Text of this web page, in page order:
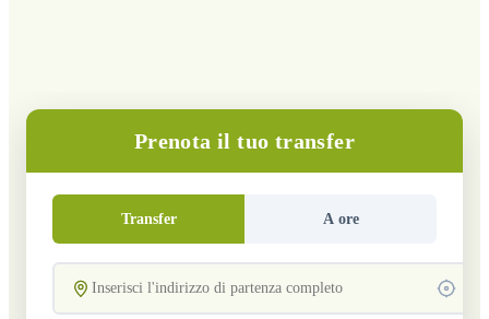
Prenota il tuo transfer
Transfer A ore